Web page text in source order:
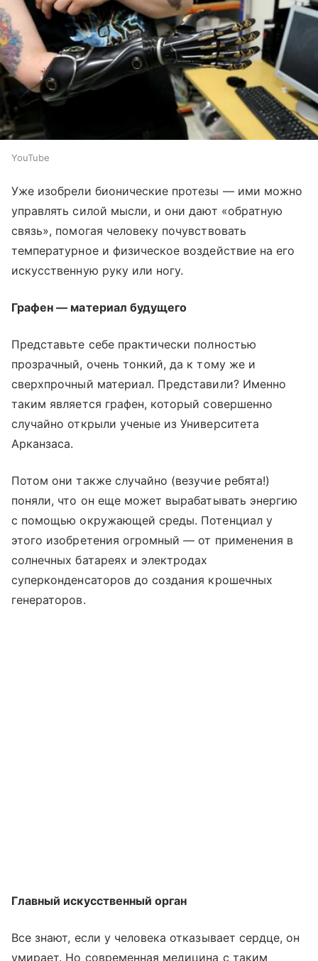
YouTube
Уже изобрели бионические протезы — ими можно
управлять силой мысли, и они дают «обратную
связь», помогая человеку почувствовать
температурное и физическое воздействие на его
искусственную руку или ногу.
Графен — материал будущего
Представьте себе практически полностью
прозрачный, очень тонкий, да к тому же и
сверхпрочный материал. Представили? Именно
таким является графен, который совершенно
случайно открыли ученые из Университета
Арканзаса.
Потом они также случайно (везучие ребята!)
поняли, что он еще может вырабатывать энергию
с помощью окружающей среды. Потенциал у
этого изобретения огромный — от применения в
солнечных батареях и электродах
суперконденсаторов до создания крошечных
генераторов.
Главный искусственный орган
Все знают, если у человека отказывает сердце, он
умирает. Но современная медицина с таким